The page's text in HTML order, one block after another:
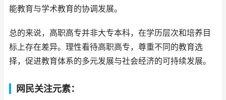
能教育与学术教育的协调发展。
总的来说，高职高专并非大专本科，在学历层次和培养目
标上存在差异。理性看待高职高专，尊重不同的教育选
择，促进教育体系的多元发展与社会经济的可持续发展。
网民关注元素：